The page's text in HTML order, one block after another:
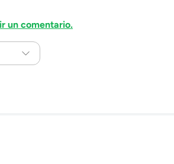
un comentario.